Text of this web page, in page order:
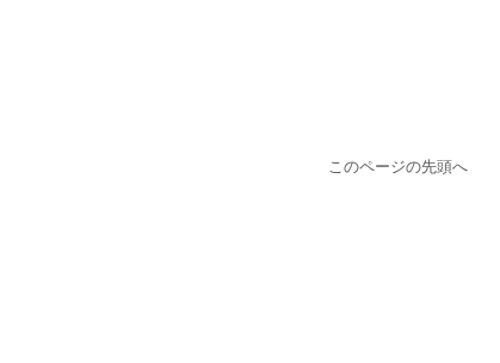
このページの先頭へ